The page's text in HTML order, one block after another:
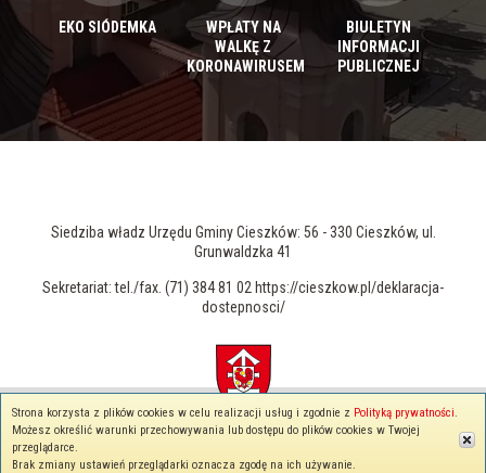
Strona korzysta z plików cookies w celu realizacji usług i zgodnie z Polityką prywatności.
Możesz określić warunki przechowywania lub dostępu do plików cookies w Twojej
przeglądarce.
Brak zmiany ustawień przeglądarki oznacza zgodę na ich używanie.
EKO SIÓDEMKA
WPŁATY NA
WALKĘ Z
KORONAWIRUSEM
BIULETYN
INFORMACJI
PUBLICZNEJ
Siedziba władz Urzędu Gminy Cieszków: 56 - 330 Cieszków, ul.
Grunwaldzka 41
Sekretariat: tel./fax. (71) 384 81 02 https://cieszkow.pl/deklaracja-
dostepnosci/
© 2026 cieszkow.pl - Wszelkie prawa zastrzeżone
Ta strona została stworzona przez
Bestwebdesign